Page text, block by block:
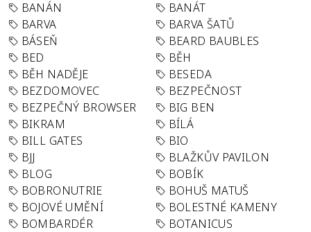
BANÁN
BANÁT
BARVA
BARVA ŠATŮ
BÁSEŇ
BEARD BAUBLES
BED
BĚH
BĚH NADĚJE
BESEDA
BEZDOMOVEC
BEZPEČNOST
BEZPEČNÝ BROWSER
BIG BEN
BIKRAM
BÍLÁ
BILL GATES
BIO
BJJ
BLAŽKŮV PAVILON
BLOG
BOBÍK
BOBRONUTRIE
BOHUŠ MATUŠ
BOJOVÉ UMĚNÍ
BOLESTNÉ KAMENY
BOMBARDÉR
BOTANICUS